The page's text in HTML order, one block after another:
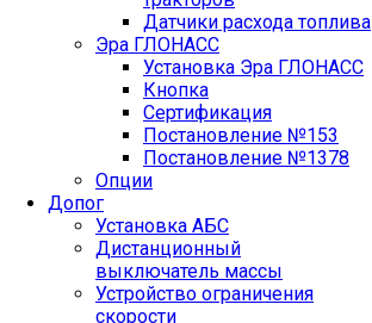
Датчики расхода топлива
Эра ГЛОНАСС
Установка Эра ГЛОНАСС
Кнопка
Сертификация
Постановление №153
Постановление №1378
Опции
Допог
Установка АБС
Дистанционный
выключатель массы
Устройство ограничения
скорости